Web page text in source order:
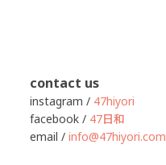
contact us
instagram / 47hiyori
facebook / 47日和
email / info@47hiyori.com